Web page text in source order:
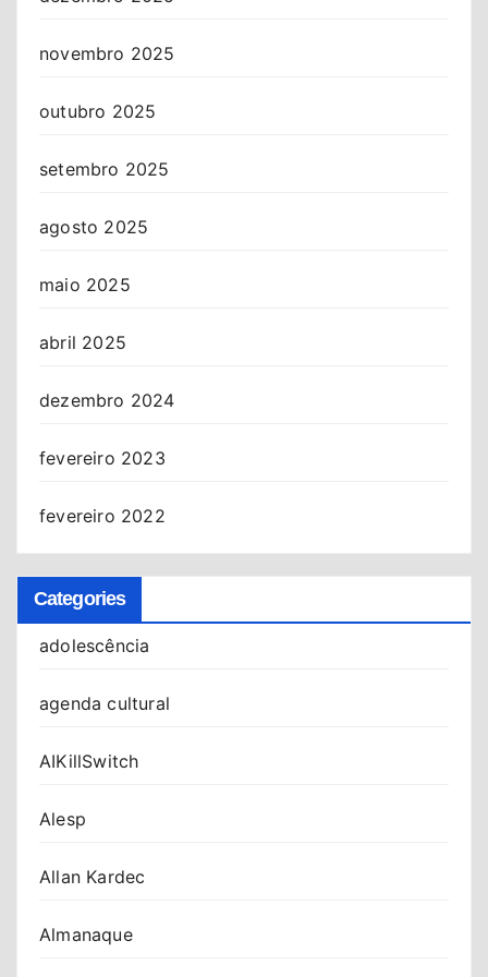
novembro 2025
outubro 2025
setembro 2025
agosto 2025
maio 2025
abril 2025
dezembro 2024
fevereiro 2023
fevereiro 2022
Categories
adolescência
agenda cultural
AIKillSwitch
Alesp
Allan Kardec
Almanaque